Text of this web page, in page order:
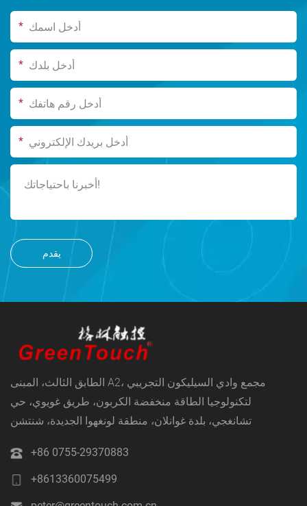
*
*
*
*
يقدم
الطابق الثالث، المبنى A2، مجمع وادي السيليكون التجريبي
لتكنولوجيا الطاقة منخفضة الكربون، طريق غويوي، حي
تشانغجي، بلدة غوانلان، منطقة لونغهوا الجديدة، شنتشن
+86 0755-29370883
+8613360075499